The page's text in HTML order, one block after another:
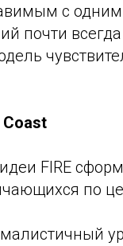
с
почти
Coast
FIRE
по